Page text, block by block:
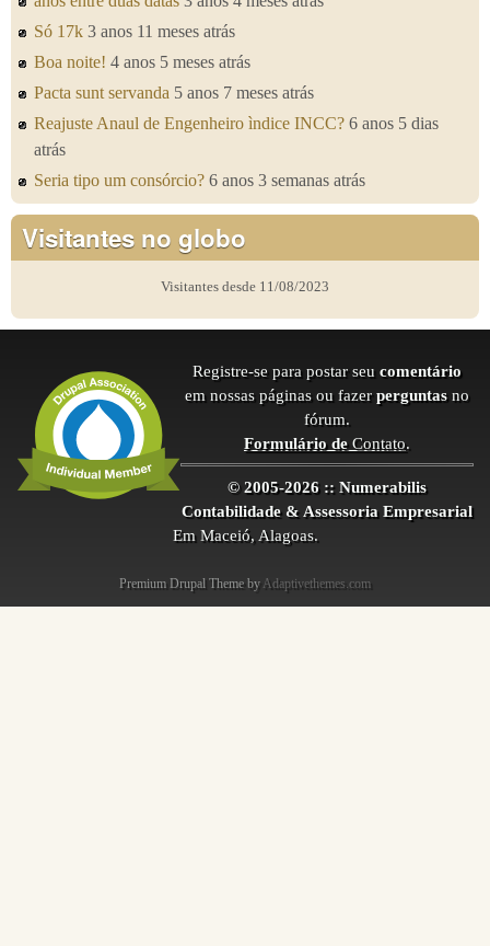
Só 17k 3 anos 11 meses atrás
Boa noite! 4 anos 5 meses atrás
Pacta sunt servanda 5 anos 7 meses atrás
Reajuste Anaul de Engenheiro ìndice INCC? 6 anos 5 dias
atrás
Seria tipo um consórcio? 6 anos 3 semanas atrás
Visitantes no globo
Visitantes desde 11/08/2023
Registre-se para postar seu comentário
em nossas páginas ou fazer perguntas no
fórum.
Formulário deContato.
© 2005-2026 :: Numerabilis
Contabilidade & Assessoria Empresarial
Em Maceió, Alagoas.
Premium Drupal Theme by Adaptivethemes.com